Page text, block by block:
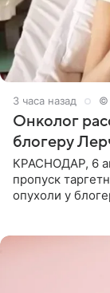
3 часа назад ©
Онколог
блогеру
КРАСНОДАР, 6
пропуск
опухоли у